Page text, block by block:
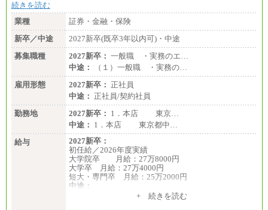
続きを読む
業種
証券・金融・保険
新卒／中途
2027新卒(既卒3年以内可)・中途
募集職種
2027新卒： 一般職 ・実務のエ…
中途：
（１）一般職 ・実務の…
雇用形態
2027新卒： 正社員
中途： 正社員/契約社員
勤務地
2027新卒： 1．本店 東京…
中途： 1．本店 東京都中…
給与
2027新卒：
初任給／2026年度実績
大学院卒 月給：27万8000円
大学卒 月給：27万4000円
短大・専門卒 月給：25万2000円
中途：
+ 続きを読む